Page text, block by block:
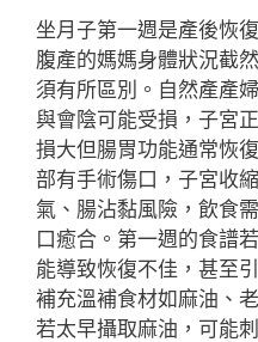
坐月子第一週是產後恢
腹產的媽媽身體狀況截
須有所區別。自然產產
與會陰可能受損，子宮
損大但腸胃功能通常恢
部有手術傷口，子宮收
氣、腸沾黏風險，飲食
口癒合。第一週的食譜
能導致恢復不佳，甚至
補充溫補食材如麻油、
若太早攝取麻油，可能